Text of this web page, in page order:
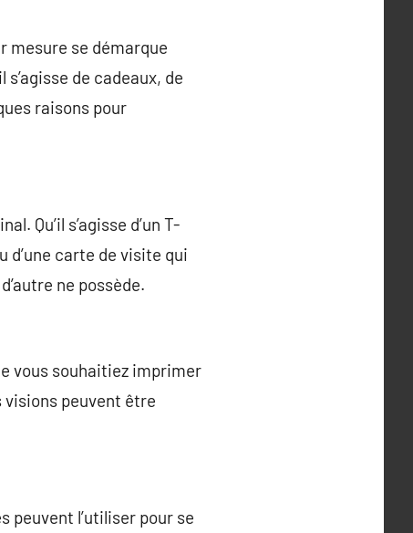
mesure se démarque
de cadeaux, de
raisons pour
Qu’il s’agisse d’un T-
d’une carte de visite qui
ne possède.
vous souhaitiez imprimer
peuvent être
peuvent l’utiliser pour se